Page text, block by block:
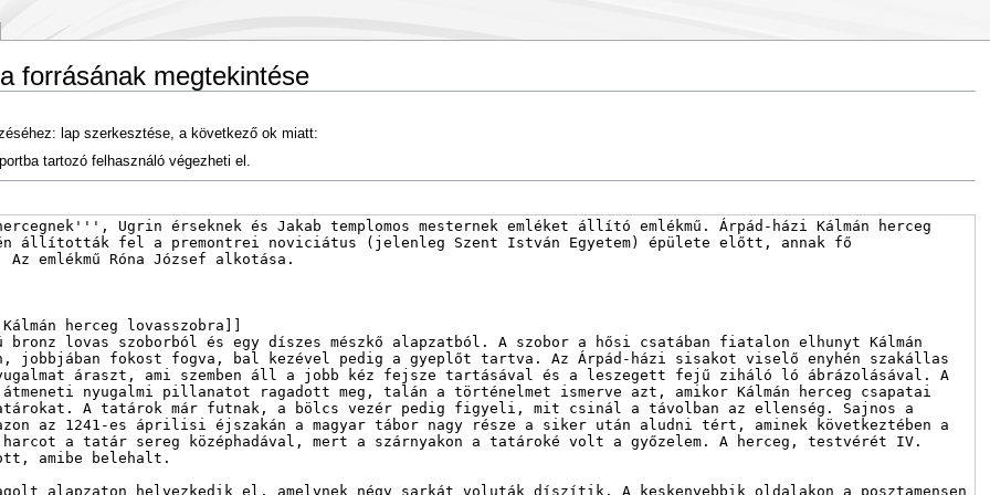
forrásának megtekintése
lap szerkesztése, a következő ok miatt:
tartozó felhasználó végezheti el.